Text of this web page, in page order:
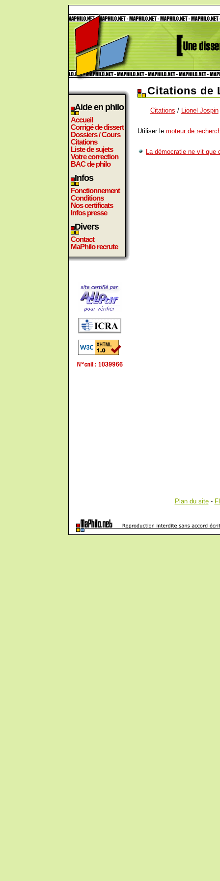
Aide en philo
Accueil
Corrigé de dissert
Dossiers / Cours
Citations
Liste de sujets
Votre correction
BAC de philo
Infos
Fonctionnement
Conditions
Nos certificats
Infos presse
Divers
Contact
MaPhilo recrute
Citations de
Citations / Lionel Jospin
Utiliser le moteur de
La démocratie ne vit que
Plan du site-